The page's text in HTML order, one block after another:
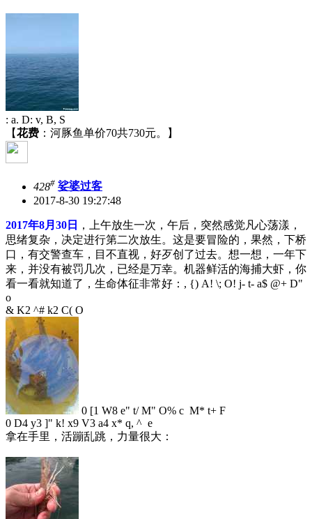
: a. D: v, B, S
【花费 ：河豚鱼单价70共730元。】
428# 娑婆过客
2017-8-30 19:27:48
2017年8月30日
，上午放生一次，午后，突然感觉凡心荡漾，
思绪复杂，决定进行第二次放生。这是要冒险的，果然，下桥
口，有交警查车，目不直视，好歹创了过去。想一想，一年下
来，并没有被罚几次，已经是万幸。机器鲜活的海捕大虾，你
看一看就知道了，生命体征非常好： , {) A! \; O! j- t- a$ @+ D"
o
& K2 ^# k2 C( O
0 [1 W8 e" t/ M" O% c M* t+ F
0 D4 y3 ]" k! x9 V3 a4 x* q, ^ e
拿在手里，活蹦乱跳，力量很大：